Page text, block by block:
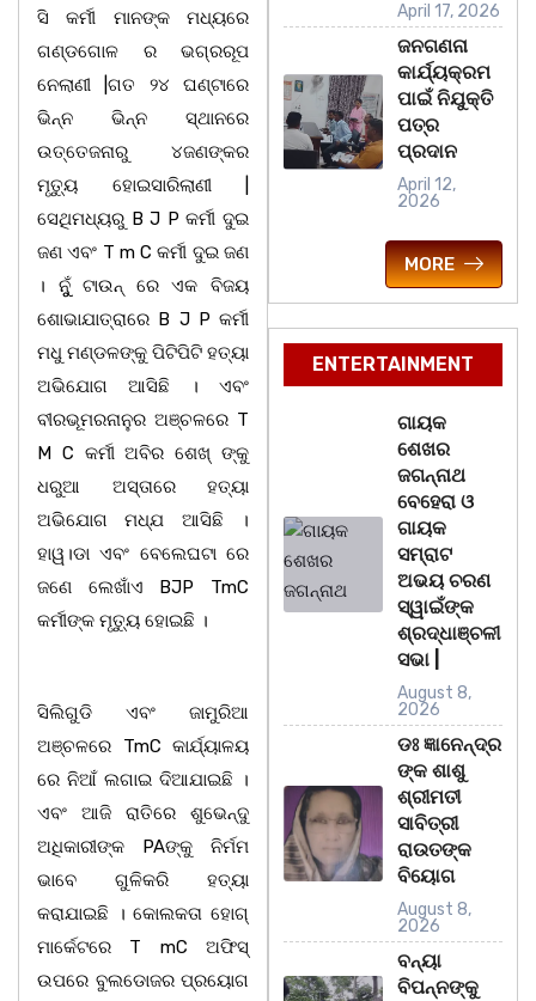
ସି କର୍ମୀ ମାନଙ୍କ ମଧ୍ୟରେ
ଗଣ୍ଡଗୋଳ ର ଭଗ୍ରରୂପ
ନେଲାଣୀ |ଗତ ୨୪ ଘଣ୍ଟାରେ
ଭିନ୍ନ ଭିନ୍ନ ସ୍ଥାନରେ
ଉତ୍ତେଜନାରୁ ୪ଜଣଙ୍କର
ମୃତ୍ୟୁ ହୋଇସାରିଲାଣୀ |
ସେଥିମଧ୍ୟରୁ B J P କର୍ମୀ ଦୁଇ
ଜଣ ଏବଂ T m C କର୍ମୀ ଦୁଇ ଜଣ
। ନୁୁଁ ଟାଉନ୍ ରେ ଏକ ବିଜୟ
ଶୋଭାଯାତ୍ରାରେ B J P କର୍ମୀ
ମଧୁ ମଣ୍ଡଳଙ୍କୁ ପିଟିପିଟି ହତ୍ୟା
ଅଭିଯୋଗ ଆସିଛି । ଏବଂ
ବୀରଭୂମରନାନୁର ଅଞ୍ଚଳରେ T
M C କର୍ମୀ ଅବିର ଶେଖ୍ ଙ୍କୁ
ଧରୁଆ ଅସ୍ତାରେ ହତ୍ୟା
ଅଭିଯୋଗ ମଧ୍ଯ ଆସିଛି ।
ହାୱ।ଡା ଏବଂ ବେଲେଘଟା ରେ
ଜଣେ ଲେଖାଁଏ BJP TmC
କର୍ମୀଙ୍କ ମୃତ୍ୟୁ ହୋଇଛି ।
ସିଲିଗୁଡି ଏବଂ ଜାମୁରିଆ
ଅଞ୍ଚଳରେ TmC କାର୍ଯ୍ୟାଳୟ
ରେ ନିଆଁ ଲଗାଇ ଦିଆଯାଇଛି ।
ଏବଂ ଆଜି ରାତିରେ ଶୁଭେନ୍ଦୁ
ଅଧିକାରୀଙ୍କ PAଙ୍କୁ ନିର୍ମମ
ଭାବେ ଗୁଳିକରି ହତ୍ୟା
କରାଯାଇଛି । କୋଲକତା ହୋଗ୍
ମାର୍କେଟରେ T mC ଅଫିସ୍
ଉପରେ ବୁଲଡୋଜର ପ୍ରୟୋଗ
April 17, 2026
ଜନଗଣନା
କାର୍ଯ୍ୟକ୍ରମ
ପାଇଁ ନିଯୁକ୍ତି
ପତ୍ର
ପ୍ରଦାନ
April 12,
2026
MORE
ENTERTAINMENT
ଗାୟକ
ଶେଖର
ଜଗନ୍ନାଥ
ବେହେରା ଓ
ଗାୟକ
ସମ୍ରାଟ
ଅଭୟ ଚରଣ
ସ୍ୱାଇଁଙ୍କ
ଶ୍ରଦ୍ଧାଞ୍ଚଳୀ
ସଭା |
August 8,
2026
ଡଃ ଜ୍ଞାନେନ୍ଦ୍ର
ଙ୍କ ଶାଶୁ
ଶ୍ରୀମତୀ
ସାବିତ୍ରୀ
ରାଉତଙ୍କ
ବିୟୋଗ
August 8,
2026
ବନ୍ୟା
ବିପନ୍ନଙ୍କୁ